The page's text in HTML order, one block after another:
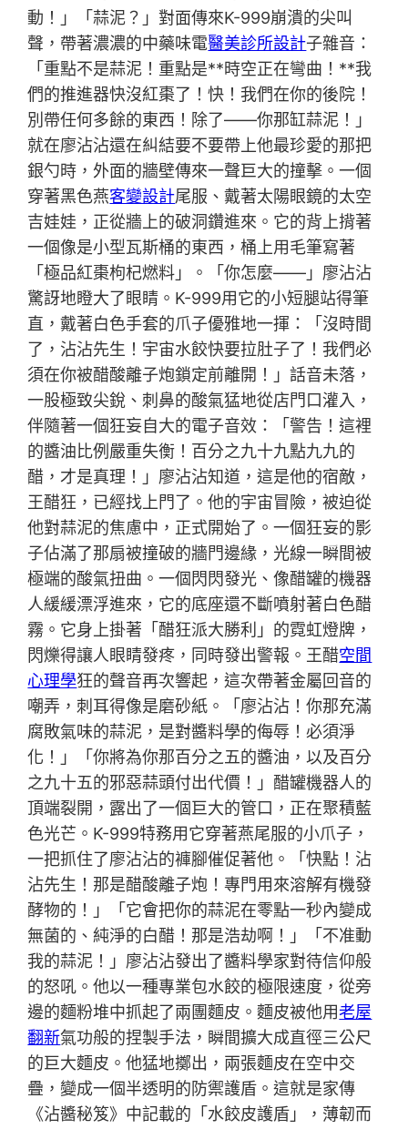
動！」「蒜泥？」對面傳來K-999崩潰的尖叫
聲，帶著濃濃的中藥味電醫美診所設計子雜音：
「重點不是蒜泥！重點是**時空正在彎曲！**我
們的推進器快沒紅棗了！快！我們在你的後院！
別帶任何多餘的東西！除了——你那缸蒜泥！」
就在廖沾沾還在糾結要不要帶上他最珍愛的那把
銀勺時，外面的牆壁傳來一聲巨大的撞擊。一個
穿著黑色燕客變設計尾服、戴著太陽眼鏡的太空
吉娃娃，正從牆上的破洞鑽進來。它的背上揹著
一個像是小型瓦斯桶的東西，桶上用毛筆寫著
「極品紅棗枸杞燃料」。「你怎麼——」廖沾沾
驚訝地瞪大了眼睛。K-999用它的小短腿站得筆
直，戴著白色手套的爪子優雅地一揮：「沒時間
了，沾沾先生！宇宙水餃快要拉肚子了！我們必
須在你被醋酸離子炮鎖定前離開！」話音未落，
一股極致尖銳、刺鼻的酸氣猛地從店門口灌入，
伴隨著一個狂妄自大的電子音效：「警告！這裡
的醬油比例嚴重失衡！百分之九十九點九九的
醋，才是真理！」廖沾沾知道，這是他的宿敵，
王醋狂，已經找上門了。他的宇宙冒險，被迫從
他對蒜泥的焦慮中，正式開始了。一個狂妄的影
子佔滿了那扇被撞破的牆門邊緣，光線一瞬間被
極端的酸氣扭曲。一個閃閃發光、像醋罐的機器
人緩緩漂浮進來，它的底座還不斷噴射著白色醋
霧。它身上掛著「醋狂派大勝利」的霓虹燈牌，
閃爍得讓人眼睛發疼，同時發出警報。王醋空間
心理學狂的聲音再次響起，這次帶著金屬回音的
嘲弄，刺耳得像是磨砂紙。「廖沾沾！你那充滿
腐敗氣味的蒜泥，是對醬料學的侮辱！必須淨
化！」「你將為你那百分之五的醬油，以及百分
之九十五的邪惡蒜頭付出代價！」醋罐機器人的
頂端裂開，露出了一個巨大的管口，正在聚積藍
色光芒。K-999特務用它穿著燕尾服的小爪子，
一把抓住了廖沾沾的褲腳催促著他。「快點！沾
沾先生！那是醋酸離子炮！專門用來溶解有機發
酵物的！」「它會把你的蒜泥在零點一秒內變成
無菌的、純淨的白醋！那是浩劫啊！」「不准動
我的蒜泥！」廖沾沾發出了醬料學家對待信仰般
的怒吼。他以一種專業包水餃的極限速度，從旁
邊的麵粉堆中抓起了兩團麵皮。麵皮被他用老屋
翻新氣功般的捏製手法，瞬間擴大成直徑三公尺
的巨大麵皮。他猛地擲出，兩張麵皮在空中交
疊，變成一個半透明的防禦護盾。這就是家傳
《沾醬秘笈》中記載的「水餃皮護盾」，薄韌而